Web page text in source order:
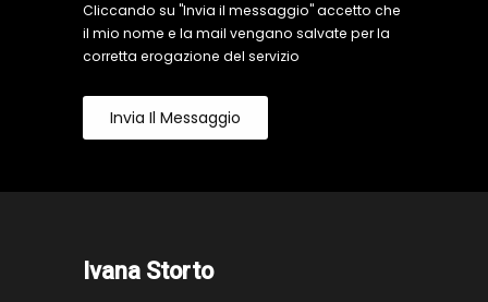
Cliccando su "Invia il messaggio" accetto che
il mio nome e la mail vengano salvate per la
corretta erogazione del servizio
Invia Il Messaggio
Ivana Storto